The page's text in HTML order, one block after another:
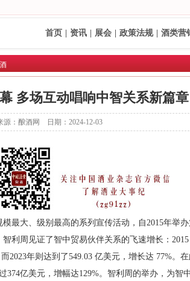
首页 资讯 展会 政策法规 酒类营
多场互动唱响中智关系新篇章
：酿酒网 日期：2024-12-03
最大、级别最高的系列宣传活动，自2015年举
利周见证了智中贸易伙伴关系的飞速增长：2015
2023年则达到了549.03 亿美元，增长达 77%。在
374亿美元，增幅达129%。智利周的举办，为智